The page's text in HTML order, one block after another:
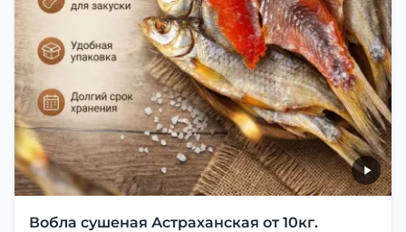
Вобла сушеная Астраханская от 10кг.